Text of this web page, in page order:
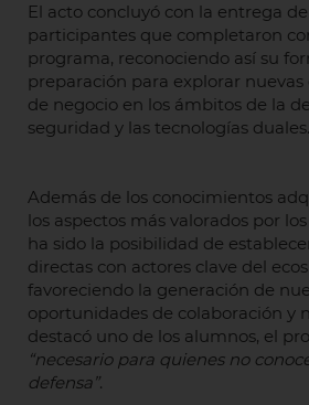
El acto concluyó con la entrega
participantes que completaron
programa, reconociendo así su
preparación para explorar
de negocio en los ámbitos de la
seguridad y las tecnologías duales.
Además de los conocimientos
los aspectos más valorados por
ha sido la posibilidad de
directas con actores clave del
favoreciendo la generación de
oportunidades de colaboración y
destacó uno de los alumnos, el
“necesario para quienes no
defensa”.